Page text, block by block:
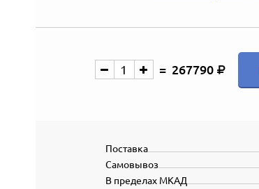
267790
Поставка
Самовывоз
В пределах МКАД